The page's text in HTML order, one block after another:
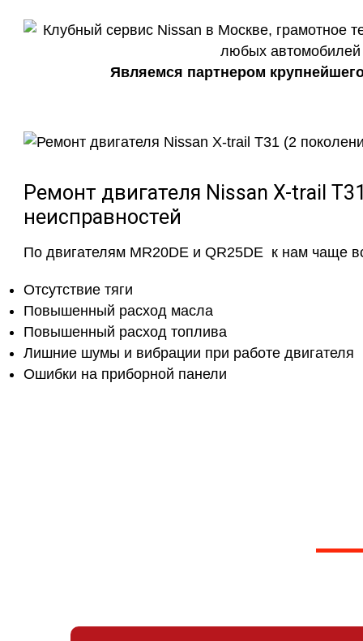
Являемся партнером
Ремонт двигателя Nissan X-trail
неисправностей
По двигателям MR20DE и QR25DE к нам чаще
Отсутствие тяги
Повышенный расход масла
Повышенный расход топлива
Лишние шумы и вибрации при работе двигателя
Ошибки на приборной панели